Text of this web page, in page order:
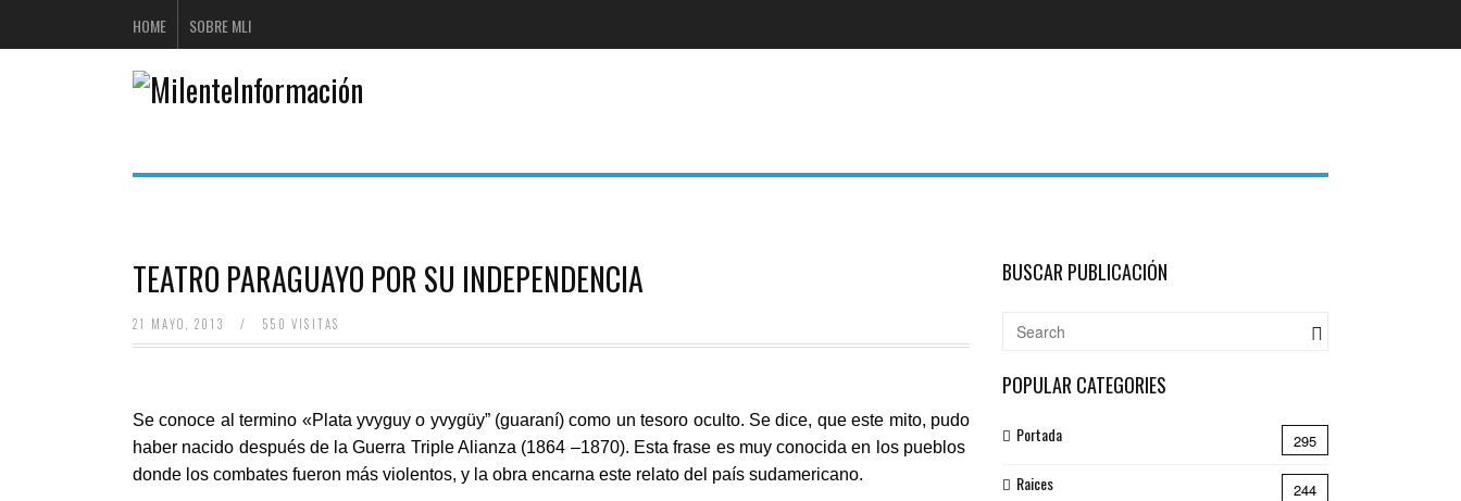
HOME SOBRE MLI
TEATRO PARAGUAYO POR SU INDEPENDENCIA
21 MAYO, 2013 / 550 VISITAS
Se conoce al termino «Plata yvyguy o yvygüy” (guaraní) como un tesoro oculto. Se dice, que este mito, pudo
haber nacido después de laGuerra Triple Alianza (1864 –1870). Esta frase es muy conocida en los pueblos
donde los combates fueron más violentos, y la obra encarna este relato del país sudamericano.
BUSCAR PUBLICACIÓN
POPULAR CATEGORIES
Portada 295
Raices 244